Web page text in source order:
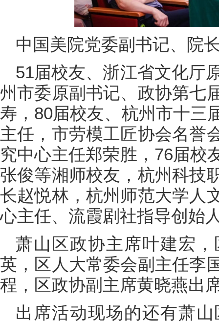
中国美院党委副书记、院
51届校友、浙江省文化厅
州市委原副书记、政协第七
寿，80届校友、杭州市十三
主任，市劳模工匠协会名誉
究中心主任郑荣胜，76届校
张俊等湘师校友，杭州科技
长赵悦林，杭州师范大学人
心主任、流霞剧社指导创始
萧山区政协主席叶建宏
英，区人大常委会副主任李
程，区政协副主席黄晓燕出
出席活动现场的还有萧